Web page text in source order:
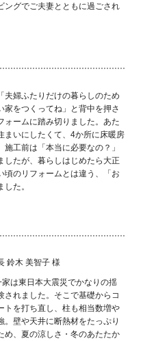
ングでご夫妻とともに過ごされ
夫婦ふたりだけの暮らしのため
家をつくってね」と背中を押さ
ォームに踏み切りました。あた
まいにしたくて、4か所に床暖房
施工前は「本当に必要なの？」
したが、暮らしはじめたら大正
頃のリフォームとは違う、「お
た。
鈴木 美智子 様
家は東日本大震災でかなりの揺
されました。そこで基礎からコ
トを打ち直し、柱も相当数増や
。壁や天井に断熱材をたっぷり
め、夏の涼しさ・冬のあたたか